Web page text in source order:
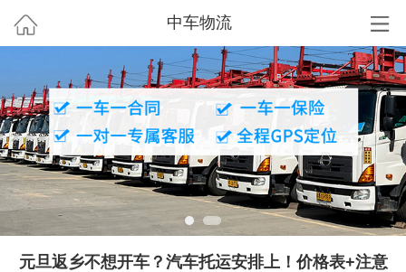
中车物流
元旦返乡不想开车？汽车托运安排上！价格表+注意